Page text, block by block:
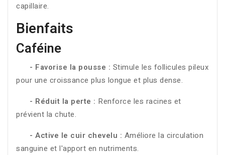
capillaire.
Bienfaits
Caféine
- Favorise la pousse : Stimule les follicules pileux
pour une croissance plus longue et plus dense.
- Réduit la perte : Renforce les racines et
prévient la chute.
- Active le cuir chevelu : Améliore la circulation
sanguine et l'apport en nutriments.